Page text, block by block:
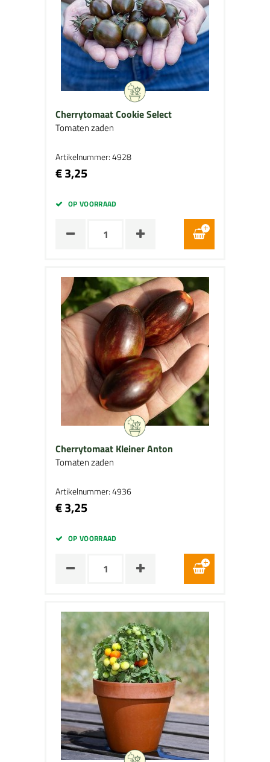
Cherrytomaat Cookie Select
Tomaten zaden
Artikelnummer: 4928
€ 3,25
OP VOORRAAD
Cherrytomaat Kleiner Anton
Tomaten zaden
Artikelnummer: 4936
€ 3,25
OP VOORRAAD